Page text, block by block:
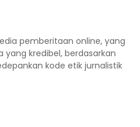
pemberitaan online, yang
kredibel, berdasarkan
kode etik jurnalistik